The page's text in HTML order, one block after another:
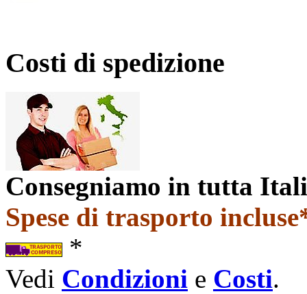
Costi di spedizione
Consegniamo in tutta
Spese di trasporto
*
Vedi Condizioni e Costi.